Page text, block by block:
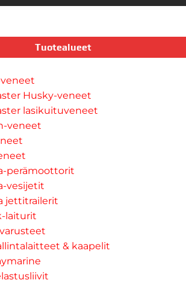
Tuotealueet
Husky-veneet
lasikuituveneet
veneet
perämoottorit
vesijetit
jettitrailerit
laiturit
& kaapelit